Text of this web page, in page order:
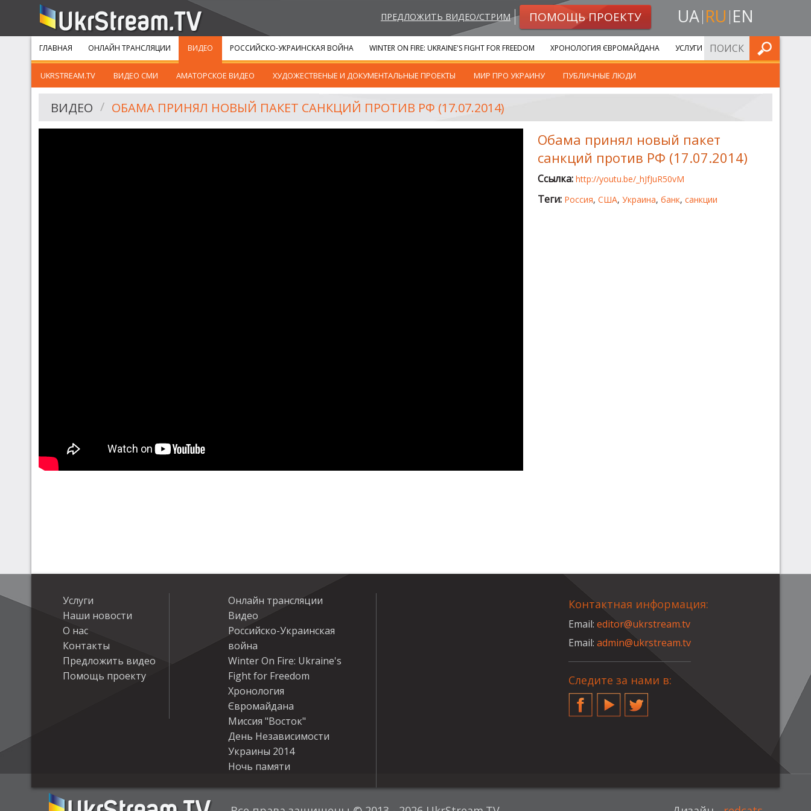
ПРЕДЛОЖИТЬ ВИДЕО/СТРИМ ПОМОЩЬ ПРОЕКТУ UA RU EN
ГЛАВНАЯ ОНЛАЙН ТРАНСЛЯЦИИ ВИДЕО
UKRSTREAM.TV ВИДЕО СМИ АМАТОРСКОЕ ВИДЕО ХУДОЖЕСТВЕНЫЕ И ДОКУМЕНТАЛЬНЫЕ ПРОЕКТЫ МИР ПРО УКРАИНУ ПУБЛИЧНЫЕ ЛЮДИ
РОССИЙСКО-УКРАИНСКАЯ ВОЙНА WINTER ON FIRE: UKRAINE'S FIGHT FOR FREEDOM ХРОНОЛОГИЯ ЄВРОМАЙДАНА УСЛУГИ ИСКАТЬ
ВИДЕО ОБАМА ПРИНЯЛ НОВЫЙ ПАКЕТ САНКЦИЙ ПРОТИВ РФ (17.07.2014)
Обама принял новый пакет
санкций против РФ (17.07.2014)
Ссылка: http://youtu.be/_hJfJuR50vM
Теги: Россия, США, Украина, банк, санкции
Услуги
Наши новости
О нас
Контакты
Предложить видео
Помощь проекту
Онлайн трансляции
Видео
Российско-Украинская
война
Winter On Fire: Ukraine's
Fight for Freedom
Хронология
Євромайдана
Миссия "Восток"
День Независимости
Украины 2014
Ночь памяти
Контактная информация:
Email:editor@ukrstream.tv
Email:admin@ukrstream.tv
Следите за нами в:
FacebookYouTubeTwitter